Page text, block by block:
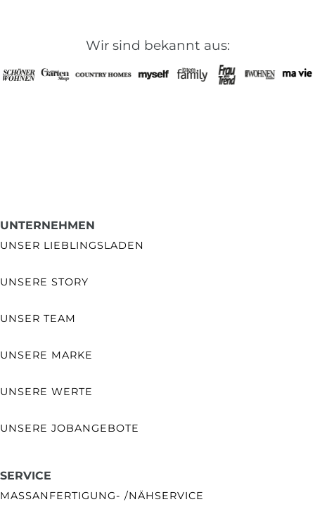
Wir sind bekannt aus:
UNTERNEHMEN
UNSER LIEBLINGSLADEN
UNSERE STORY
UNSER TEAM
UNSERE MARKE
UNSERE WERTE
UNSERE JOBANGEBOTE
SERVICE
MASSANFERTIGUNG- /NÄHSERVICE